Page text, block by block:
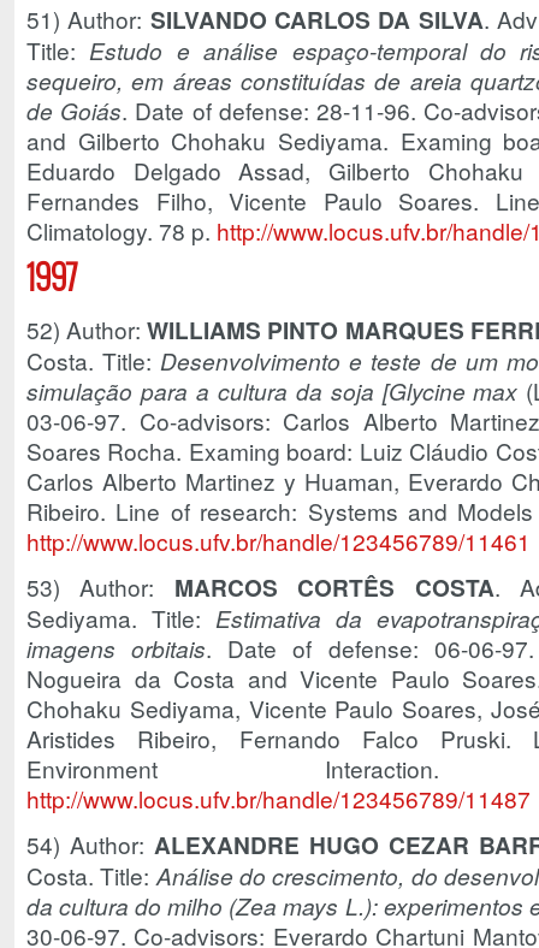
51) Author: SILVANDO CARLOS DA SILVA.
Title: Estudo e análise espaço-temporal do
sequeiro, em áreas constituídas de areia
de Goiás. Date of defense: 28-11-96. Co-
and Gilberto Chohaku Sediyama. Examing
Eduardo Delgado Assad, Gilberto
Fernandes Filho, Vicente Paulo Soares.
Climatology. 78 p. http://www.locus.ufv.br/
1997
52) Author:WILLIAMS PINTO MARQUES
Costa. Title: Desenvolvimento e teste de um
simulação para a cultura da soja [Glycine max
03-06-97. Co-advisors: Carlos Alberto
Soares Rocha. Examing board: Luiz Cláudio
Carlos Alberto Martinez y Huaman, Everardo
Ribeiro. Line of research: Systems and
http://www.locus.ufv.br/handle/123456789/11461
53) Author: MARCOS CORTÊS COSTA.
Sediyama. Title: Estimativa da
imagens orbitais. Date of defense: 06-06-
Nogueira da Costa and Vicente Paulo
Chohaku Sediyama, Vicente Paulo Soares,
Aristides Ribeiro, Fernando Falco
Environment
http://www.locus.ufv.br/handle/123456789/11487
54) Author: ALEXANDRE HUGO CEZAR
Costa. Title: Análise do crescimento, do
da cultura do milho (Zea mays L.): experimentos
30-06-97. Co-advisors: Everardo Chartuni